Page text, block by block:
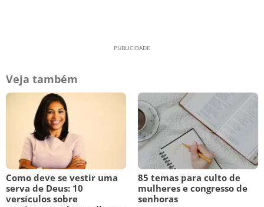
Veja também
Como deve se vestir uma
serva de Deus: 10
versículos sobre
85 temas para culto de
mulheres e congresso de
senhoras